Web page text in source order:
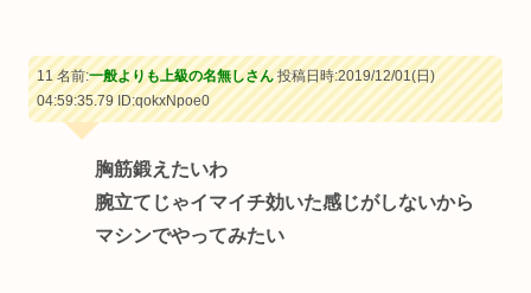
11 名前:一般よりも上級の名無しさん投稿日時:2019/12/01(日)
04:59:35.79ID:qokxNpoe0
胸筋鍛えたいわ
腕立てじゃイマイチ効いた感じがしないから
マシンでやってみたい